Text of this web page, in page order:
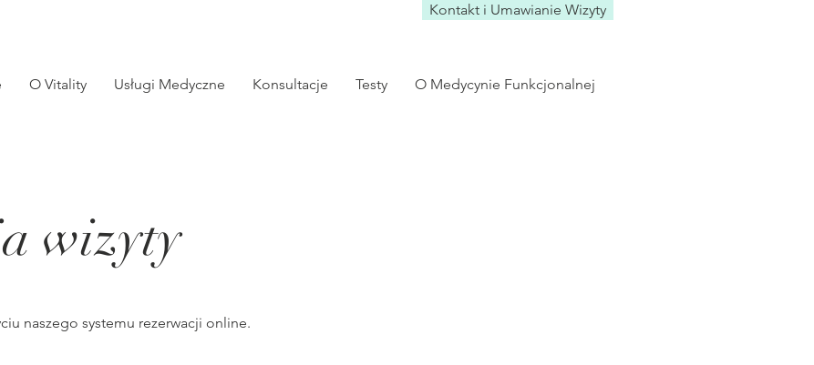
Kontakt i Umawianie Wizyty
O Vitality Usługi Medyczne Konsultacje Testy O Medycynie Funkcjonalnej
wizyty
naszego systemu rezerwacji online.